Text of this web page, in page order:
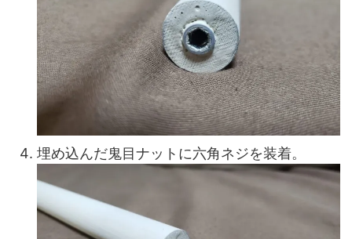
埋め込んだ鬼目ナットに六角ネジを装着。